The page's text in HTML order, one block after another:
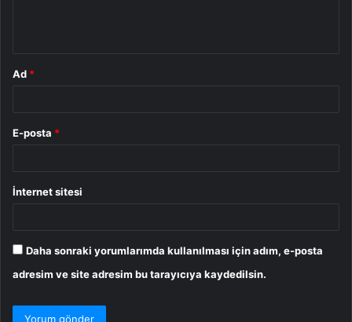
Ad *
E-posta *
İnternet sitesi
Daha sonraki yorumlarımda kullanılması için adım, e-posta
adresim ve site adresim bu tarayıcıya kaydedilsin.